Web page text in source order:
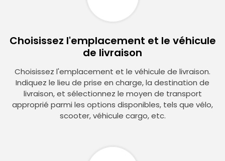
Choisissez l'emplacement et le véhicule
de livraison
Choisissez l'emplacement et le véhicule de livraison.
Indiquez le lieu de prise en charge, la destination de
livraison, et sélectionnez le moyen de transport
approprié parmi les options disponibles, tels que vélo,
scooter, véhicule cargo, etc.